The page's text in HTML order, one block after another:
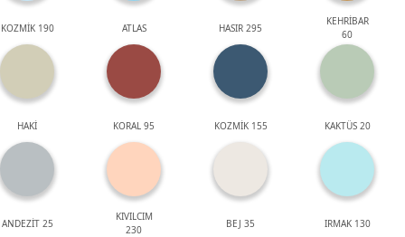
KOZMİK 190 ATLAS HASIR 295
KEHRİBAR
60
HAKİ KORAL 95 KOZMİK 155 KAKTÜS 20
ANDEZİT 25
KIVILCIM
230
BEJ 35 IRMAK 130